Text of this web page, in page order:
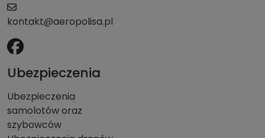
kontakt@aeropolisa.pl
Ubezpieczenia
Ubezpieczenia
samolotów oraz
szybowców